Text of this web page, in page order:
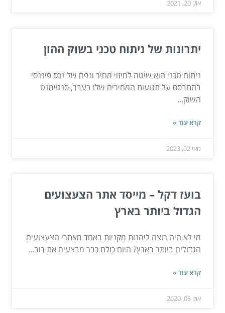
אוק 20, 2021
יתרונות של ניתוח טכני בשוק ההון
ניתוח טכני הוא שיטה לחיזוי מחיר ונפח של נכס פיננסי
בהתבסס על תנועות המחירים שלו בעבר, סנטימנט
השוק...
קרא עוד »
מאי 02, 2023
בועז דקל – מייסד אתר הצעצועים
הגדול ביותר בארץ
מי לא היה רוצה ליהנות מקניות באחד מאתרי הצעצועים
הגדולים ביותר בארץ? היום כולם כבר מבצעים את רוב...
קרא עוד »
אוק 06, 2020